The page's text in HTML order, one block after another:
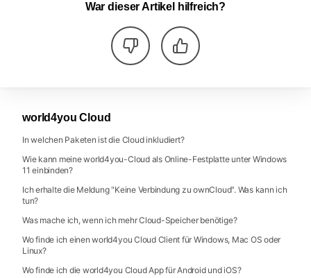
War dieser Artikel hilfreich?
world4you Cloud
In welchen Paketen ist die Cloud inkludiert?
Wie kann meine world4you-Cloud als Online-Festplatte unter Windows
11 einbinden?
Ich erhalte die Meldung "Keine Verbindung zu ownCloud". Was kann ich
tun?
Was mache ich, wenn ich mehr Cloud-Speicher benötige?
Wo finde ich einen world4you Cloud Client für Windows, Mac OS oder
Linux?
Wo finde ich die world4you Cloud App für Android und iOS?